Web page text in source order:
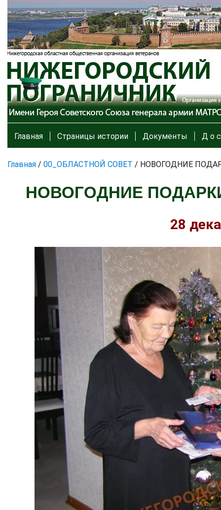
Главная Страницы истории Документы Д о с
Главная / 00_ОБЛАСТНОЙ СОВЕТ / НОВОГОДНИЕ
НОВОГОДНИЕ
28